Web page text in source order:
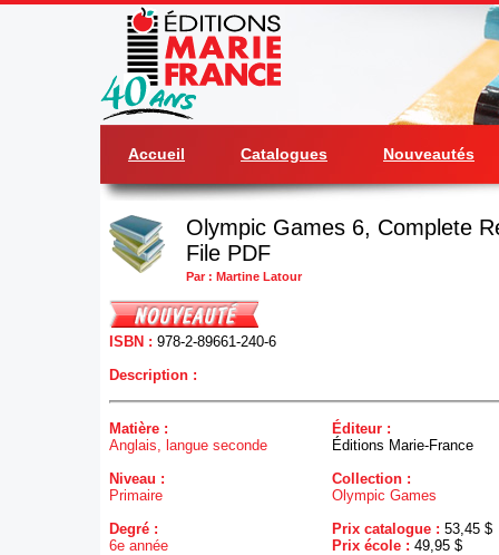
Accueil Catalogues Nouveautés
Olympic Games 6, Complete
File PDF
Par : Martine Latour
ISBN : 978-2-89661-240-6
Description :
Matière :
Anglais, langue seconde
Niveau :
Primaire
Degré :
6e année
Éditeur :
Éditions Marie-France
Collection :
Olympic Games
Prix catalogue : 53,45 $
Prix école : 49,95 $